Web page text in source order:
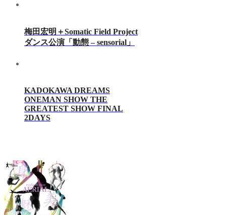
梅田宏明＋Somatic Field Project
ダンス公演「動態 ‒ sensorial」
KADOKAWA DREAMS
ONEMAN SHOW THE
GREATEST SHOW FINAL
2DAYS